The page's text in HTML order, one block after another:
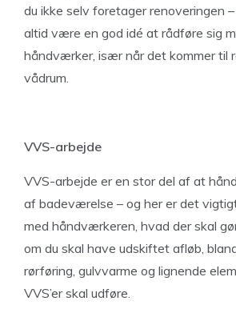
du ikke selv foretager renoveringen
altid være en god idé at rådføre sig
håndværker, især når det kommer til
vådrum.
VVS-arbejde
VVS-arbejde er en stor del af at
af badeværelse – og her er det
med håndværkeren, hvad der skal
om du skal have udskiftet afløb,
rørføring, gulvvarme og lignende
VVS’er skal udføre.